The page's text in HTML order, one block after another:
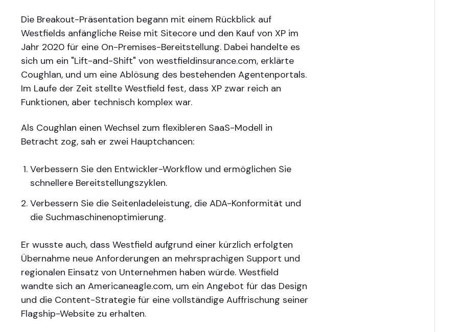
Die Breakout-Präsentation begann mit einem Rückblick auf
Westfields anfängliche Reise mit Sitecore und den Kauf von XP im
Jahr 2020 für eine On-Premises-Bereitstellung. Dabei handelte es
sich um ein "Lift-and-Shift" von westfieldinsurance.com, erklärte
Coughlan, und um eine Ablösung des bestehenden Agentenportals.
Im Laufe der Zeit stellte Westfield fest, dass XP zwar reich an
Funktionen, aber technisch komplex war.
Als Coughlan einen Wechsel zum flexibleren SaaS-Modell in
Betracht zog, sah er zwei Hauptchancen:
Verbessern Sie den Entwickler-Workflow und ermöglichen Sie
schnellere Bereitstellungszyklen.
Verbessern Sie die Seitenladeleistung, die ADA-Konformität und
die Suchmaschinenoptimierung.
Er wusste auch, dass Westfield aufgrund einer kürzlich erfolgten
Übernahme neue Anforderungen an mehrsprachigen Support und
regionalen Einsatz von Unternehmen haben würde. Westfield
wandte sich an Americaneagle.com, um ein Angebot für das Design
und die Content-Strategie für eine vollständige Auffrischung seiner
Flagship-Website zu erhalten.